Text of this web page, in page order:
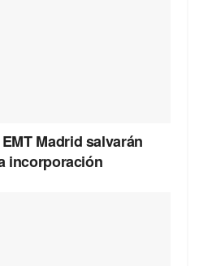
Madrid salvarán
incorporación